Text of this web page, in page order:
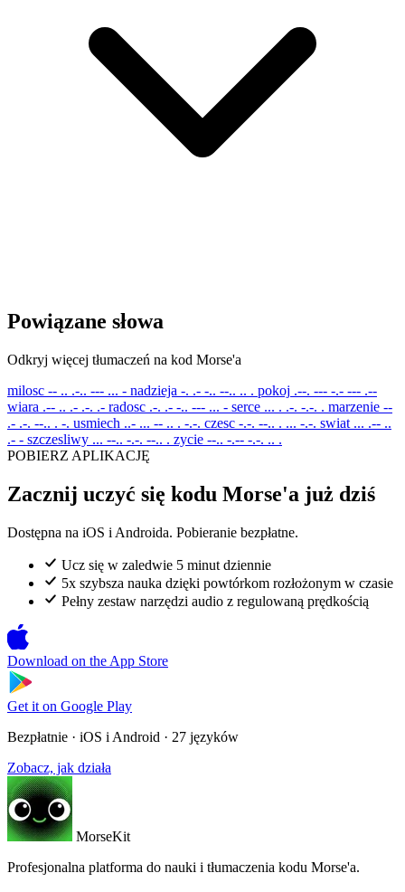
Powiązane słowa
Odkryj więcej tłumaczeń na kod Morse'a
milosc -- .. .-.. --- ... - nadzieja -. .- -.. --.. .. . pokoj .--. --- -.- --- .--
wiara .-- .. .- .-. .- radosc .-. .- -.. --- ... - serce ... . .-. -.-. . marzenie --
.- .-. --.. . -. usmiech ..- ... -- .. . -.-. czesc -.-. --.. . ... -.-. swiat ... .-- ..
.- - szczesliwy ... --.. -.-. --.. . zycie --.. -.-- -.-. .. .
POBIERZ APLIKACJĘ
Zacznij uczyć się kodu Morse'a już dziś
Dostępna na iOS i Androida. Pobieranie bezpłatne.
Ucz się w zaledwie 5 minut dziennie
5x szybsza nauka dzięki powtórkom rozłożonym w czasie
Pełny zestaw narzędzi audio z regulowaną prędkością
Download on the App Store
Get it on Google Play
Bezpłatnie · iOS i Android · 27 języków
Zobacz, jak działa
MorseKit
Profesjonalna platforma do nauki i tłumaczenia kodu Morse'a.